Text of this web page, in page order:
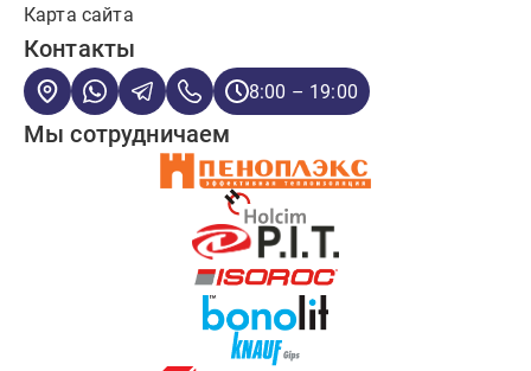
Карта сайта
Контакты
8:00 – 19:00
Мы сотрудничаем